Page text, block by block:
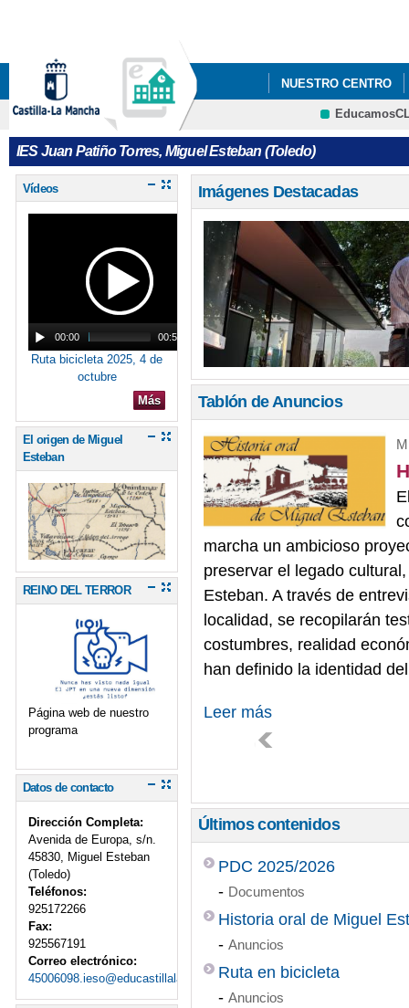
NUESTRO CENTRO
DELPHOS PAPAS
IES Juan Patiño Torres, Miguel Esteban (Toledo)
Vídeos
00:00 00:57
Ruta bicicleta 2025, 4 de
octubre
Más
El origen de Miguel
Esteban
REINO DEL TERROR
Página web de nuestro
programa
Datos de contacto
Dirección Completa:
Avenida de Europa, s/n.
45830, Miguel Esteban
(Toledo)
Teléfonos:
925172266
Fax:
925567191
Correo electrónico:
45006098.ieso@educastillalamancha.es
Imágenes Destacadas
Tablón de Anuncios
marcha un ambicioso
preservar el legado
Esteban. A través de
localidad, se recopilarán
costumbres, realidad
han definido la identidad
Leer más
Últimos contenidos
PDC 2025/2026
- Documentos
Historia oral de Miguel
- Anuncios
Ruta en bicicleta
- Anuncios